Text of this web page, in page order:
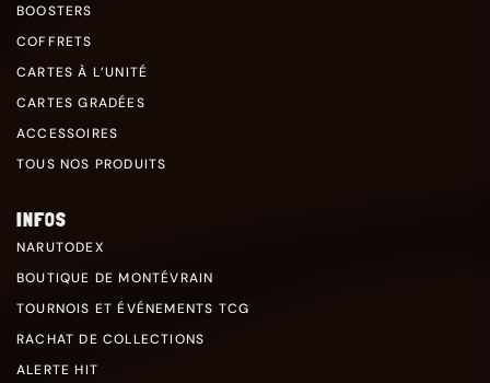
BOOSTERS
COFFRETS
CARTES À L’UNITÉ
CARTES GRADÉES
ACCESSOIRES
TOUS NOS PRODUITS
INFOS
NARUTODEX
BOUTIQUE DE MONTÉVRAIN
TOURNOIS ET ÉVÉNEMENTS TCG
RACHAT DE COLLECTIONS
ALERTE HIT